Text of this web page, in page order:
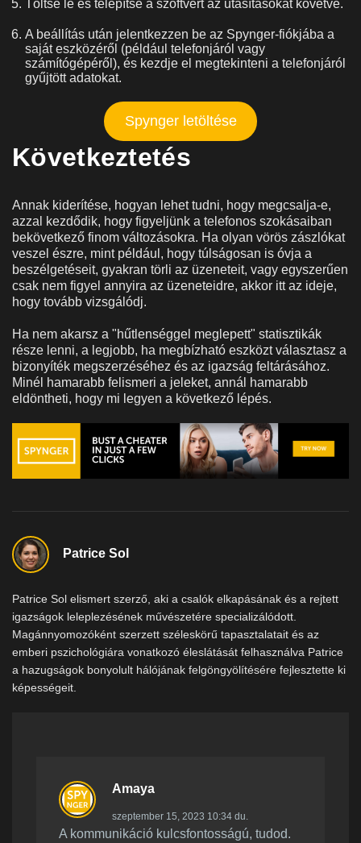
Töltse le és telepítse a szoftvert az utasításokat követve.
A beállítás után jelentkezzen be az Spynger-fiókjába a
saját eszközéről (például telefonjáról vagy
számítógépéről), és kezdje el megtekinteni a telefonjáról
gyűjtött adatokat.
Spynger letöltése
Következtetés
Annak kiderítése, hogyan lehet tudni, hogy megcsalja-e,
azzal kezdődik, hogy figyeljünk a telefonos szokásaiban
bekövetkező finom változásokra. Ha olyan vörös zászlókat
veszel észre, mint például, hogy túlságosan is óvja a
beszélgetéseit, gyakran törli az üzeneteit, vagy egyszerűen
csak nem figyel annyira az üzeneteidre, akkor itt az ideje,
hogy tovább vizsgálódj.
Ha nem akarsz a "hűtlenséggel meglepett" statisztikák
része lenni, a legjobb, ha megbízható eszközt választasz a
bizonyíték megszerzéséhez és az igazság feltárásához.
Minél hamarabb felismeri a jeleket, annál hamarabb
eldöntheti, hogy mi legyen a következő lépés.
Patrice Sol
Patrice Sol elismert szerző, aki a csalók elkapásának és a rejtett
igazságok leleplezésének művészetére specializálódott.
Magánnyomozóként szerzett széleskörű tapasztalatait és az
emberi pszichológiára vonatkozó éleslátását felhasználva Patrice
a hazugságok bonyolult hálójának felgöngyölítésére fejlesztette ki
képességeit.
Amaya
szeptember 15, 2023 10:34 du.
A kommunikáció kulcsfontosságú, tudod.